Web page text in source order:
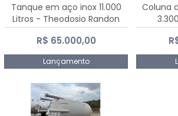
Tanque em aço inox 11.000
Litros - Theodosio Randon
R$ 65.000,00
Lançamento
Coluna